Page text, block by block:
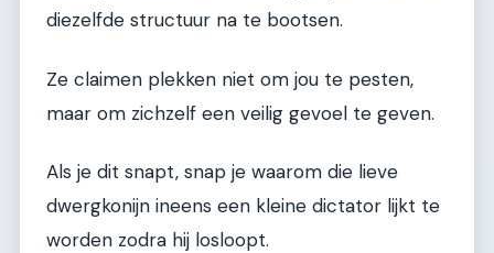
diezelfde structuur na te bootsen.
Ze claimen plekken niet om jou te pesten,
maar om zichzelf een veilig gevoel te geven.
Als je dit snapt, snap je waarom die lieve
dwergkonijn ineens een kleine dictator lijkt te
worden zodra hij losloopt.